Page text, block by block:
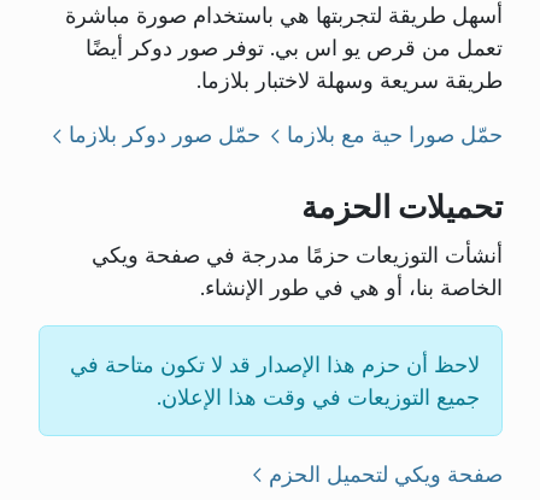
أسهل طريقة لتجربتها هي باستخدام صورة مباشرة
تعمل من قرص يو اس بي. توفر صور دوكر أيضًا
طريقة سريعة وسهلة لاختبار بلازما.
حمّل صورا حية مع بلازما حمّل صور دوكر بلازما
تحميلات الحزمة
أنشأت التوزيعات حزمًا مدرجة في صفحة ويكي
الخاصة بنا، أو هي في طور الإنشاء.
لاحظ أن حزم هذا الإصدار قد لا تكون متاحة في
جميع التوزيعات في وقت هذا الإعلان.
صفحة ويكي لتحميل الحزم